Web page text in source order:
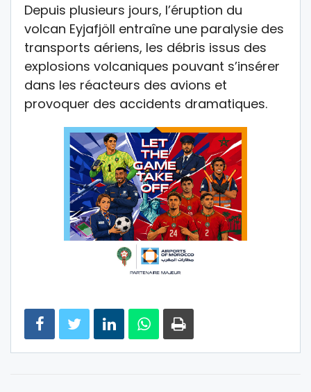
Depuis plusieurs jours, l’éruption du
volcan Eyjafjöll entraîne une paralysie des
transports aériens, les débris issus des
explosions volcaniques pouvant s’insérer
dans les réacteurs des avions et
provoquer des accidents dramatiques.